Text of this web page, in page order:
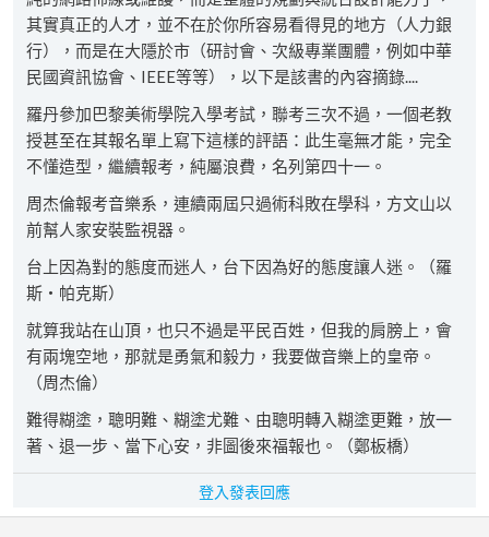
其實真正的人才，並不在於你所容易看得見的地方（人力銀
行），而是在大隱於市（研討會、次級專業團體，例如中華
民國資訊協會、IEEE等等），以下是該書的內容摘錄....
羅丹參加巴黎美術學院入學考試，聯考三次不過，一個老教
授甚至在其報名單上寫下這樣的評語：此生毫無才能，完全
不懂造型，繼續報考，純屬浪費，名列第四十一。
周杰倫報考音樂系，連續兩屆只過術科敗在學科，方文山以
前幫人家安裝監視器。
台上因為對的態度而迷人，台下因為好的態度讓人迷。（羅
斯‧帕克斯）
就算我站在山頂，也只不過是平民百姓，但我的肩膀上，會
有兩塊空地，那就是勇氣和毅力，我要做音樂上的皇帝。
（周杰倫）
難得糊塗，聰明難、糊塗尤難、由聰明轉入糊塗更難，放一
著、退一步、當下心安，非圖後來福報也。（鄭板橋）
登入發表回應